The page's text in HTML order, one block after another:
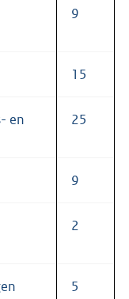
9
15
en
25
9
2
5